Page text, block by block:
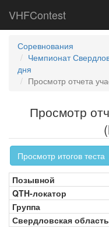
VHFContest
Соревнования
Чемпионат
дня
Просмотр отчета
Просмотр
Просмотр итогов теста
Позывной
QTH-локатор
Группа
Свердловская область